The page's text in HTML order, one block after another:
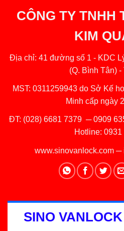
CÔNG TY TNHH
KIM
Địa chỉ: 41 đường số 1 - KDC
(Q. Bình Tân) -
MST: 0311259943 do Sở Kế
Minh cấp ngày
ĐT: (028) 6681 7379 ─0909
Hotline: 0931
www.sinovanlock.com ─
SINO